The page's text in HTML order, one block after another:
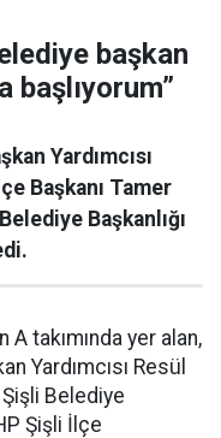
başkan
başlıyorum”
Yardımcısı
Başkanı Tamer
Başkanlığı
A takımında yer alan,
Yardımcısı Resül
Şişli Belediye
Şişli İlçe